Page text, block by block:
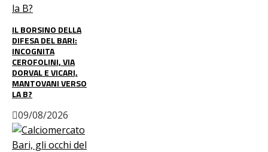
IL BORSINO DELLA
DIFESA DEL BARI:
INCOGNITA
CEROFOLINI, VIA
DORVAL E VICARI,
MANTOVANI VERSO
LA B?
09/08/2026